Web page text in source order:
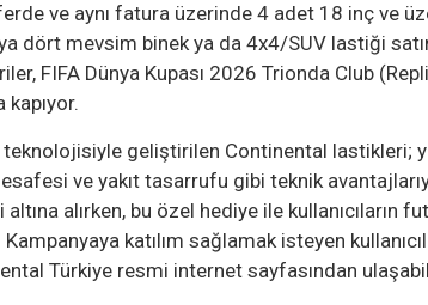
ve aynı fatura üzerinde 4 adet 18 inç ve
dört mevsim binek ya da 4x4/SUV lastiği
FIFA Dünya Kupası 2026 Trionda Club
kapıyor.
geliştirilen Continental lastikleri;
ve yakıt tasarrufu gibi teknik
altına alırken, bu özel hediye ile kullanıcıların
katılım sağlamak isteyen
Türkiye resmi internet sayfasından